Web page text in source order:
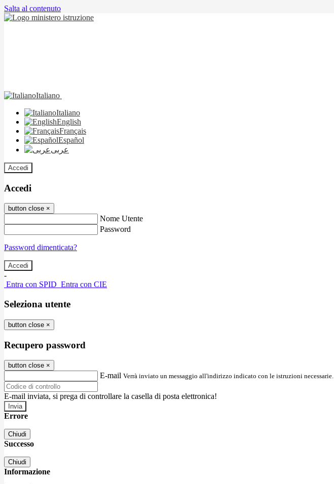
Salta al contenuto
Italiano
Italiano
English
Français
Español
عربى
Accedi
Accedi
button close ×
Nome Utente
Password
Password dimenticata?
-
Entra con SPID Entra con CIE
Seleziona utente
button close ×
Recupero password
button close ×
E-mail Verrà inviato un messaggio all'indirizzo indicato con le istruzioni necessarie.
E-mail inviata, si prega di controllare la casella di posta elettronica!
Errore
Chiudi
Successo
Chiudi
Informazione